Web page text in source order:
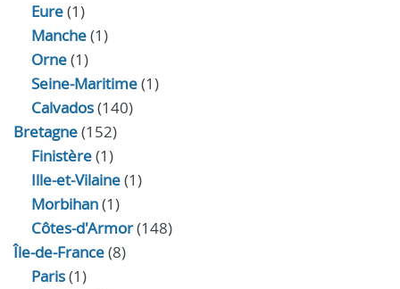
Eure(1)
Manche(1)
Orne(1)
Seine-Maritime(1)
Calvados(140)
Bretagne(152)
Finistère(1)
Ille-et-Vilaine(1)
Morbihan(1)
Côtes-d'Armor(148)
Île-de-France(8)
Paris(1)